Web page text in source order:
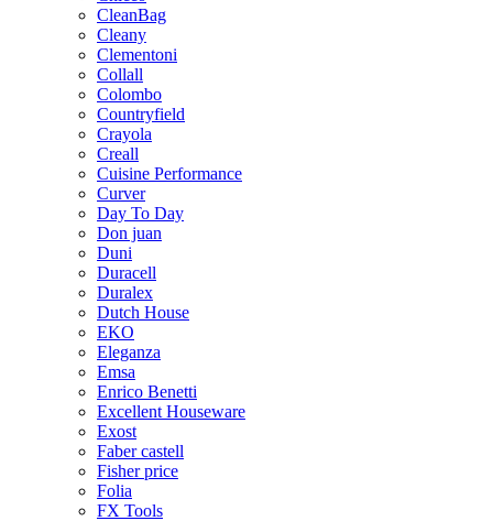
CleanBag
Cleany
Clementoni
Collall
Colombo
Countryfield
Crayola
Creall
Cuisine Performance
Curver
Day To Day
Don juan
Duni
Duracell
Duralex
Dutch House
EKO
Eleganza
Emsa
Enrico Benetti
Excellent Houseware
Exost
Faber castell
Fisher price
Folia
FX Tools